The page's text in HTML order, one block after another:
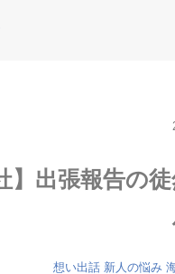
】出張報告の
想い出話 新人の悩み